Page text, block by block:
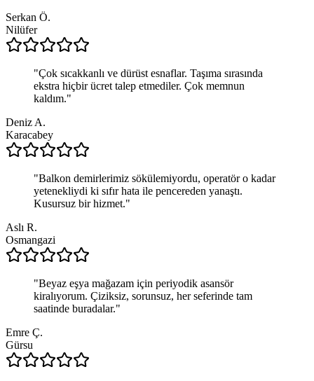
Serkan Ö.
Nilüfer
"Çok sıcakkanlı ve dürüst esnaflar. Taşıma sırasında
ekstra hiçbir ücret talep etmediler. Çok memnun
kaldım."
Deniz A.
Karacabey
"Balkon demirlerimiz sökülemiyordu, operatör o kadar
yetenekliydi ki sıfır hata ile pencereden yanaştı.
Kusursuz bir hizmet."
Aslı R.
Osmangazi
"Beyaz eşya mağazam için periyodik asansör
kiralıyorum. Çiziksiz, sorunsuz, her seferinde tam
saatinde buradalar."
Emre Ç.
Gürsu